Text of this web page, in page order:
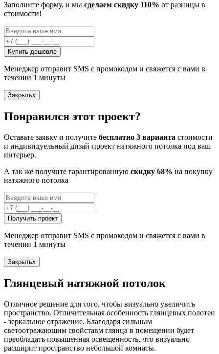
Заполните форму, и мы сделаем скидку 110% от разницы в
стоимости!
Купить дешевле
Менеджер отправит SMS с промокодом и свяжется с вами в
течении 1 минуты
Закрытьx
Понравился этот проект?
Оставьте заявку и получите бесплатно 3 варианта стоимости
и индивидуельный дизай-проект натяжного потолка под ваш
интерьер.
А так же получите гарантированную скидку 68% на покупку
натяжного потолка
Получить проект
Менеджер отправит SMS с промокодом и свяжется с вами в
течении 1 минуты
Закрытьx
Глянцевый натяжной потолок
Отличное решение для того, чтобы визуально увеличить
пространство. Отличительная особенность глянцевых полотен
- зеркальное отражение. Благодаря сильным
светоотражающим свойставм глянца в помещении будет
преобладать повышенная освещенность, что визуально
расширит пространство небольшой комнаты.